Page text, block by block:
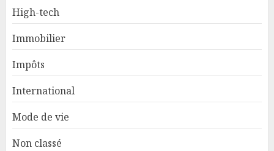
High-tech
Immobilier
Impôts
International
Mode de vie
Non classé